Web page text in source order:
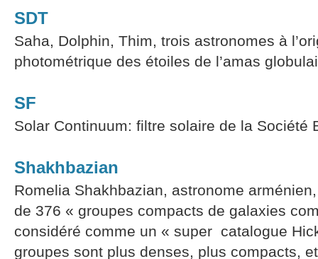
SDT
Saha, Dolphin, Thim, trois astronomes à
photométrique des étoiles de l’amas
SF
Solar Continuum: filtre solaire de la Société
Shakhbazian
Romelia Shakhbazian, astronome
de 376 « groupes compacts de galaxies
considéré comme un « super catalogue
groupes sont plus denses, plus compacts,